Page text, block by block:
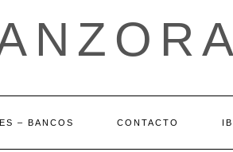
– BANCOS CONTACTO